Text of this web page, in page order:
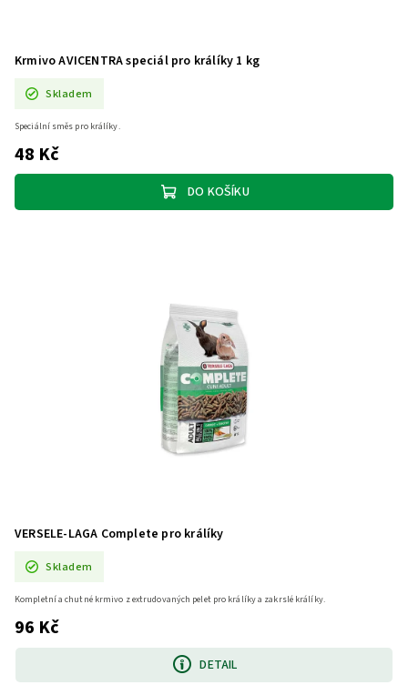
Krmivo AVICENTRA speciál pro králíky 1 kg
Skladem
48 Kč
DO KOŠÍKU
Speciální směs pro králíky.
VERSELE-LAGA Complete pro králíky
Skladem
96 Kč
DETAIL
Kompletní a chutné krmivo z extrudovaných pelet pro králíky a zakrslé králíky.